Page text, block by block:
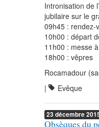
Intronisation de
jubilaire sur le
09h45 : rendez-
10h00 : départ
11h00 : messe
18h00 : vêpres
Rocamadour
|
Evêque
23 décembre
Obsèques du